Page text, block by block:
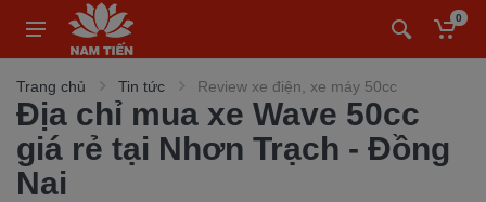
0
Trang chủ Tin tức Review xe điện, xe máy 50cc
Địa chỉ mua xe Wave 50cc
giá rẻ tại Nhơn Trạch - Đồng
Nai